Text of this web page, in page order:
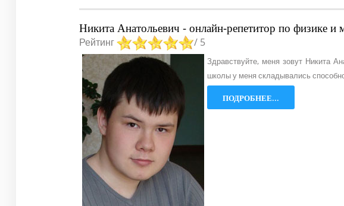
Никита Анатольевич - онлайн-репетитор по физике и
Рейтинг / 5
Здравствуйте, меня зовут Никита
школы у меня складывались
ПОДРОБНЕЕ...